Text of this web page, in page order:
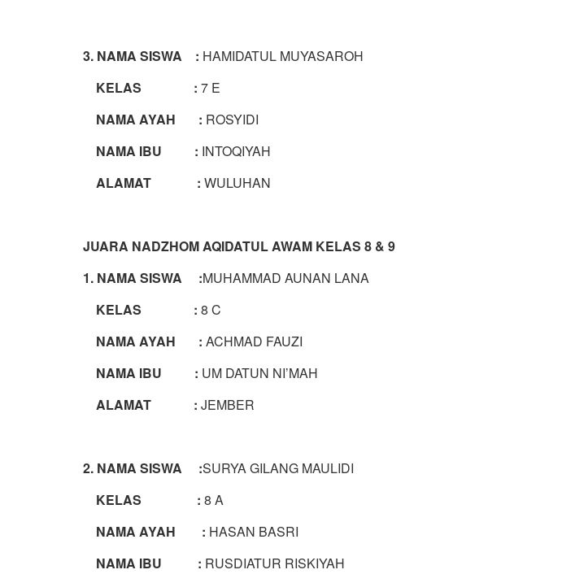
3. NAMA SISWA : HAMIDATUL MUYASAROH
KELAS : 7 E
NAMA AYAH : ROSYIDI
NAMA IBU : INTOQIYAH
ALAMAT : WULUHAN
JUARA NADZHOM AQIDATUL AWAM KELAS 8 & 9
1. NAMA SISWA :MUHAMMAD AUNAN LANA
KELAS : 8 C
NAMA AYAH : ACHMAD FAUZI
NAMA IBU : UM DATUN NI’MAH
ALAMAT : JEMBER
2. NAMA SISWA :SURYA GILANG MAULIDI
KELAS : 8 A
NAMA AYAH : HASAN BASRI
NAMA IBU : RUSDIATUR RISKIYAH